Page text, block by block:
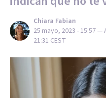
Chiara Fabian
25 mayo, 2023 - 15:57—
21:31 CEST